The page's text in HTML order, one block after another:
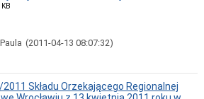
(2011-04-13 08:07:32)
2011 Składu Orzekającego Regionalnej